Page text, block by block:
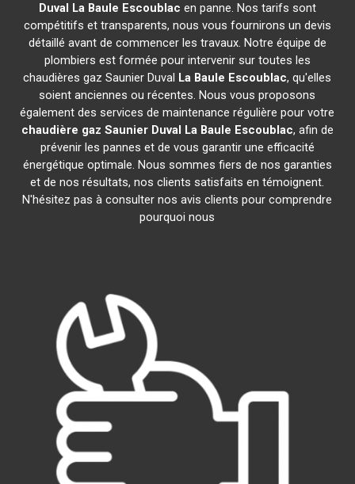
Duval La Baule Escoublac en panne. Nos tarifs sont
compétitifs et transparents, nous vous fournirons un devis
détaillé avant de commencer les travaux. Notre équipe de
plombiers est formée pour intervenir sur toutes les
chaudières gaz Saunier Duval La Baule Escoublac, qu'elles
soient anciennes ou récentes. Nous vous proposons
également des services de maintenance régulière pour votre
chaudière gaz Saunier Duval La Baule Escoublac, afin de
prévenir les pannes et de vous garantir une efficacité
énergétique optimale. Nous sommes fiers de nos garanties
et de nos résultats, nos clients satisfaits en témoignent.
N'hésitez pas à consulter nos avis clients pour comprendre
pourquoi nous